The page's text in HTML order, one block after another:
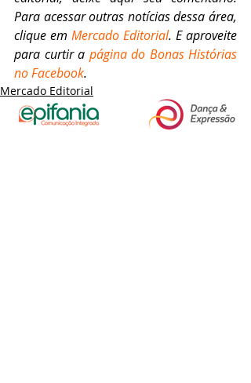
Para acessar outras notícias dessa área,
clique em Mercado Editorial. E aproveite
para curtir a página do Bonas Histórias
no Facebook.
Mercado Editorial